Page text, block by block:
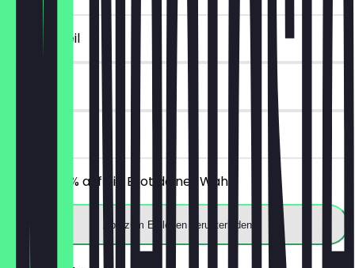
~2 € Vorteil
Erhalte 30% auf ein Brot deiner Wahl.
App zum Einlösen herunterladen